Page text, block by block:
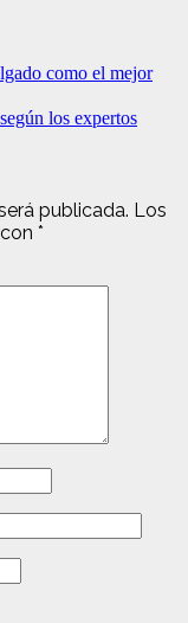
como el mejor
los expertos
publicada. Los
*